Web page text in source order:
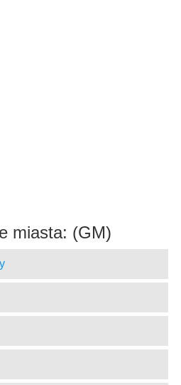
miasta: (GM)